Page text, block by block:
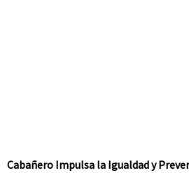
Cabañero Impulsa la Igualdad y